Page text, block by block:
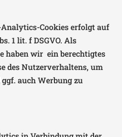
Analytics-Cookies erfolgt auf
1 lit. f DSGVO. Als
haben wir ein berechtigtes
des Nutzerverhaltens, um
auch Werbung zu